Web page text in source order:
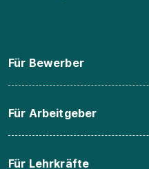
Für Bewerber
Für Arbeitgeber
Für Lehrkräfte